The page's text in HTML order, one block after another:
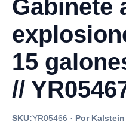
Gabinete
15
//
SKU:YR05466 · Por Kalstein